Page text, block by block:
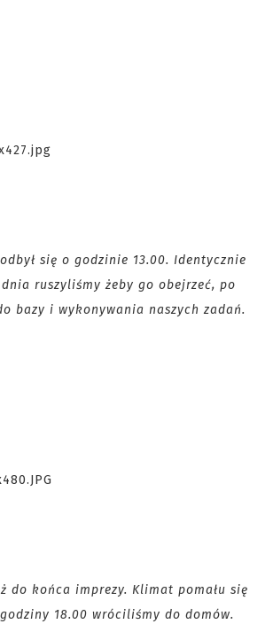
się o godzinie 13.00. Identycznie
ruszyliśmy żeby go obejrzeć, po
bazy i wykonywania naszych zadań.
do końca imprezy. Klimat pomału się
18.00 wróciliśmy do domów.